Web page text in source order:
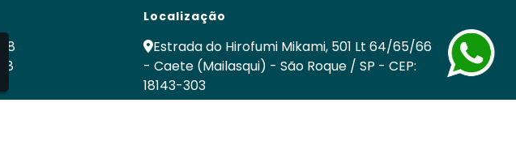
Drogas
Clinica Recuperação Drogas
Alcoólicos
Clinica para Tratamento de Alcoolismo
para Dependentes Químicos
Internação Involuntária Drogas
de Recuperação Internação Involuntária Drogas Álcool
Localização
Estrada do Hirofumi Mikami, 501 Lt 64/65/66
- Caete (Mailasqui) - São Roque / SP - CEP:
18143-303